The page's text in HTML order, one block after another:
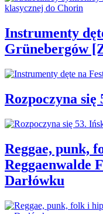
Instrumenty
Grünebergów
Rozpoczyna
Reggae, punk,
Reggaenwalde
Darłówku